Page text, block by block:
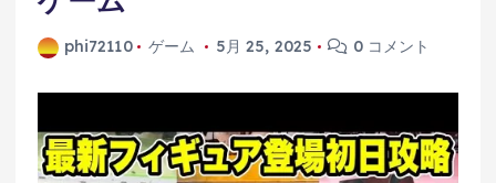
phi72110 ゲーム 5月 25, 2025 0 コメント